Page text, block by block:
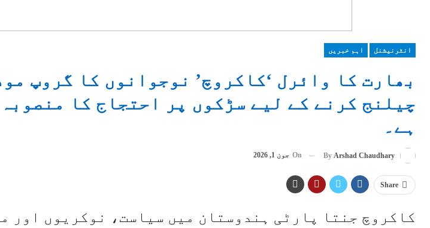
انٹرنیشنل اہم خبریں
بھارت کا وائرل ‘کاکروچ’ نوجوانوں کا گروپ
چیلنج کرنے کے لیے سڑکوں پر احتجاج کا
ہے۔
By Arshad Chaudhary
On جون 1, 2026
Share
کاکروچ جنتا پارٹی ہندوستان میں سیاست، نوکریوں اور